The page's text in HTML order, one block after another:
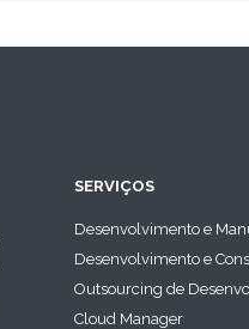
SERVIÇOS
Desenvolvimento e
Desenvolvimento e
Outsourcing de
Cloud Manager